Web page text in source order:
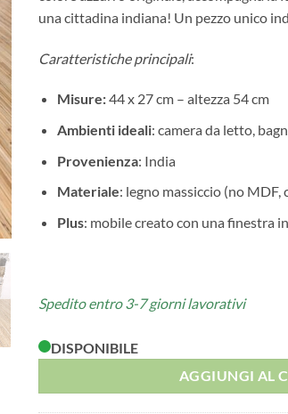
una cittadina indiana! Un pezzo unico
Caratteristiche principali:
Misure:44 x 27 cm – altezza 54 cm
Ambienti ideali: camera da letto,
Provenienza: India
Materiale: legno massiccio (no
Plus: mobile creato con una finestra
Spedito entro 3-7 giorni lavorativi
DISPONIBILE
AGGIUNGI AL